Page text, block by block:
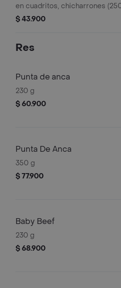
en cuadritos, chicharrones
arepas de maíz, 2 huevos fritos y
$ 43.900
Res
Punta de anca
230 g
$ 60.900
Punta De Anca
350 g
$ 77.900
Baby Beef
230 g
$ 68.900